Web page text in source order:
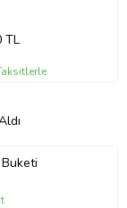
TL
Buketi